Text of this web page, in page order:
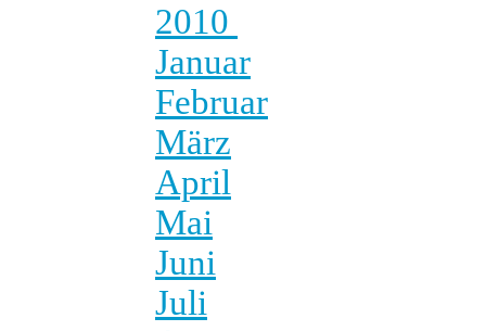
2010
Januar
Februar
März
April
Mai
Juni
Juli